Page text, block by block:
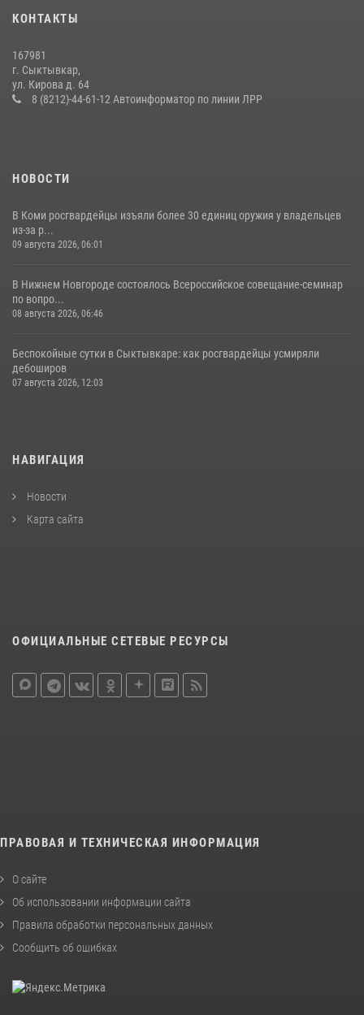
оружия
В Сыктывкаре росгвардейцы приняли участие в молебне в рамках
Дня Крещения Руси и Дня святого равноапостольного князя
КОНТАКТЫ
167981
г. Сыктывкар,
ул. Кирова д. 64
8 (8212)-44-61-12 Автоинформатор по линии ЛРР
НОВОСТИ
В Коми росгвардейцы изъяли более 30 единиц оружия у владельцев
из-за р...
09 августа 2026, 06:01
В Нижнем Новгороде состоялось Всероссийское совещание-семинар
по вопро...
08 августа 2026, 06:46
Беспокойные сутки в Сыктывкаре: как росгвардейцы усмиряли
дебоширов
07 августа 2026, 12:03
НАВИГАЦИЯ
Новости
Карта сайта
ОФИЦИАЛЬНЫЕ СЕТЕВЫЕ РЕСУРСЫ
ПРАВОВАЯ И ТЕХНИЧЕСКАЯ ИНФОРМАЦИЯ
О сайте
Об использовании информации сайта
Правила обработки персональных данных
Сообщить об ошибках